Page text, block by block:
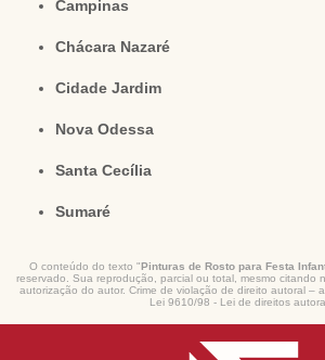
Campinas
Chácara Nazaré
Cidade Jardim
Nova Odessa
Santa Cecília
Sumaré
O conteúdo do texto "Pinturas de Rosto para Festa
reservado. Sua reprodução, parcial ou total, mesmo citando
autorização do autor. Crime de violação de direito autoral –
Lei 9610/98 - Lei de direitos